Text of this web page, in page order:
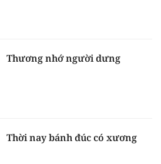
Thương nhớ người dưng
Thời nay bánh đúc có xương